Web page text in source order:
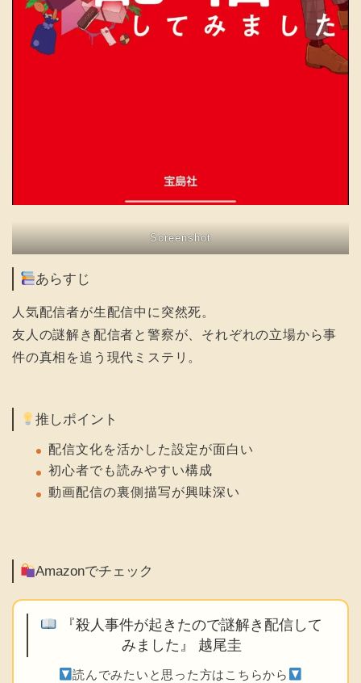
Screenshot
あらすじ
人気配信者が生配信中に突然死。
友人の謎解き配信者と警察が、それぞれの立場から事
件の真相を追う現代ミステリ。
推しポイント
配信文化を活かした設定が面白い
初心者でも読みやすい構成
動画配信の裏側描写が興味深い
Amazonでチェック
『殺人事件が起きたので謎解き配信して
みました』 越尾圭
読んでみたいと思った方はこちらから